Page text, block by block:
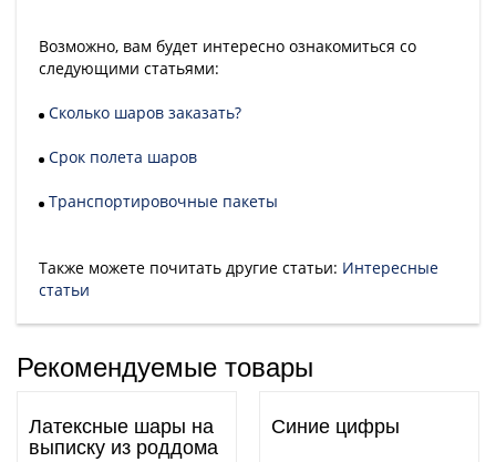
Возможно, вам будет интересно ознакомиться со
следующими статьями:
Сколько шаров заказать?
Срок полета шаров
Транспортировочные пакеты
Также можете почитать другие статьи: Интересные
статьи
Рекомендуемые товары
Латексные шары на
выписку из роддома
Синие цифры